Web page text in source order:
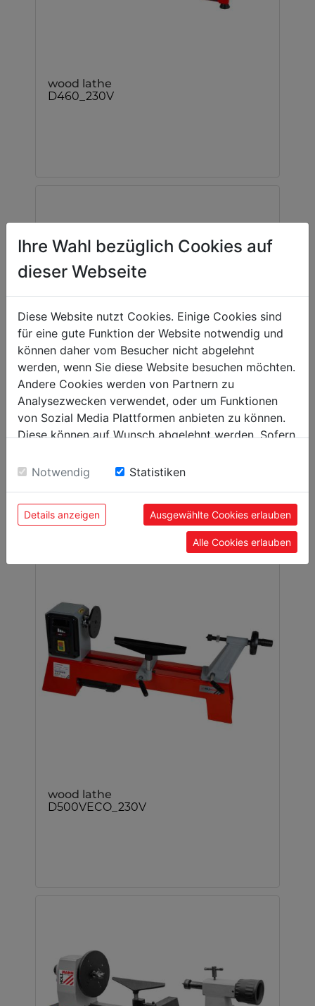
wood lathe
D460_230V
wood lathe
wood lathe
D500VECO_230V
Ihre Wahl bezüglich Cookies auf
dieser Webseite
Diese Website nutzt Cookies. Einige Cookies sind
für eine gute Funktion der Website notwendig und
können daher vom Besucher nicht abgelehnt
werden, wenn Sie diese Website besuchen möchten.
Andere Cookies werden von Partnern zu
Analysezwecken verwendet, oder um Funktionen
von Sozial Media Plattformen anbieten zu können.
Diese können auf Wunsch abgelehnt werden. Sofern
Einwilligung zu unseren Cookies.
Notwendig Statistiken
Details anzeigen Ausgewählte Cookies erlauben
Alle Cookies erlauben